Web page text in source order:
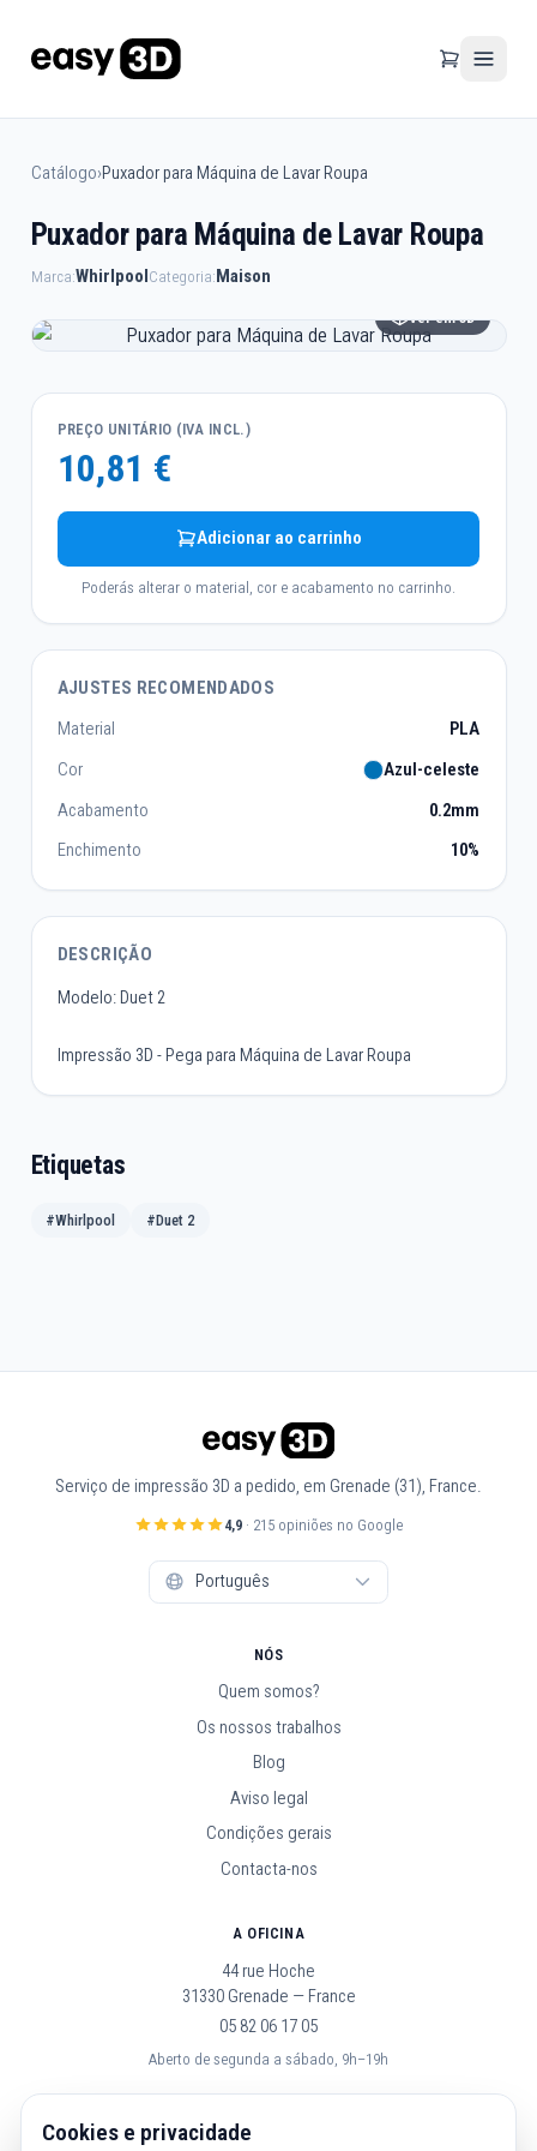
Catálogo›Puxador para Máquina de Lavar Roupa
Puxador para Máquina de Lavar Roupa
Marca:WhirlpoolCategoria:Maison
Ver em 3D
PREÇO UNITÁRIO (IVA INCL.)
10,81 €
Adicionar ao carrinho
Poderás alterar o material, cor e acabamento no carrinho.
AJUSTES RECOMENDADOS
Material
PLA
Cor
Azul-celeste
Acabamento
0.2mm
Enchimento
10%
DESCRIÇÃO
Modelo: Duet 2
Impressão 3D - Pega para Máquina de Lavar Roupa
Etiquetas
#Whirlpool #Duet 2
Serviço de impressão 3D a pedido, em Grenade (31), France.
4,9· 215 opiniões no Google
NÓS
Quem somos?
Os nossos trabalhos
Blog
Aviso legal
Condições gerais
Contacta-nos
A OFICINA
44 rue Hoche
31330 Grenade — France
05 82 06 17 05
Aberto de segunda a sábado, 9h–19h
SEGUE-NOS
Cookies e privacidade